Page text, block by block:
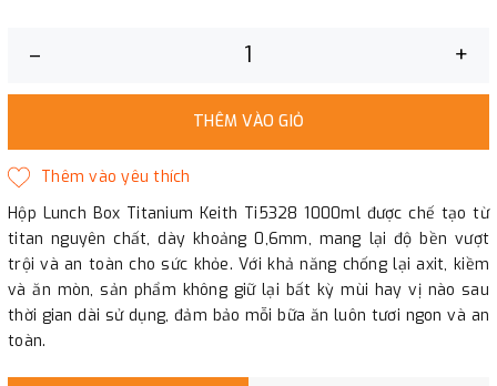
– +
THÊM VÀO GIỎ
Hộp Lunch Box Titanium Keith Ti5328 1000ml được chế tạo từ
titan nguyên chất, dày khoảng 0,6mm, mang lại độ bền vượt
trội và an toàn cho sức khỏe. Với khả năng chống lại axit, kiềm
và ăn mòn, sản phẩm không giữ lại bất kỳ mùi hay vị nào sau
thời gian dài sử dụng, đảm bảo mỗi bữa ăn luôn tươi ngon và an
toàn.